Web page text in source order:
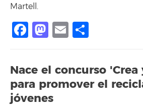
Martell.
Facebook
Mastodon
Email
Nace el concurso
para promover el
jóvenes